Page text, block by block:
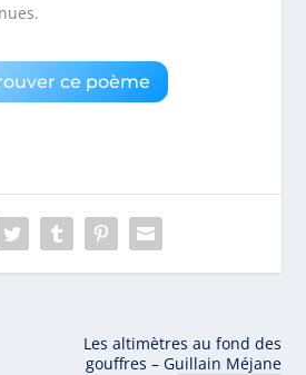
ce poème
Les altimètres au fond des
gouffres – Guillain Méjane